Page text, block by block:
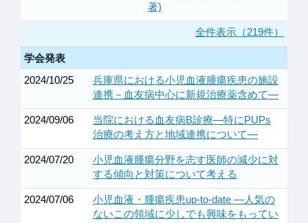
著)
全件表示（219件）
学会発表
2024/10/25
兵庫県における小児血液腫瘍疾患の施設
連携－血友病中心に新規治療薬含めて―
2024/09/06
当院における血友病B診療―特にPUPs
治療の考え方と地域連携について―
2024/07/20
小児血液腫瘍分野を志す医師の減少に対
する傾向と対策について考える
2024/07/06
小児血液・腫瘍疾患up-to-date ―人気の
ないこの領域に少しでも興味をもってい